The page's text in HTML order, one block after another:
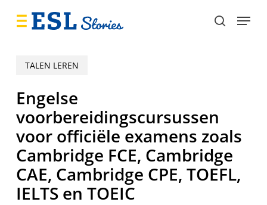
search
Menu
TALEN LEREN
Engelse
voorbereidingscursussen
voor officiële examens zoals
Cambridge FCE, Cambridge
CAE, Cambridge CPE, TOEFL,
IELTS en TOEIC